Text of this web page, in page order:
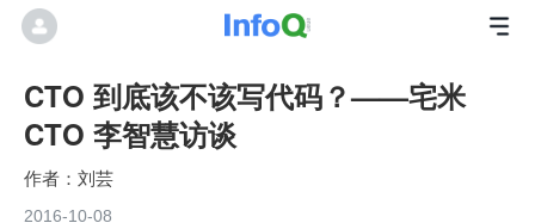
CTO 到底该不该写代码？——宅米
CTO 李智慧访谈
刘芸
2016-10-08